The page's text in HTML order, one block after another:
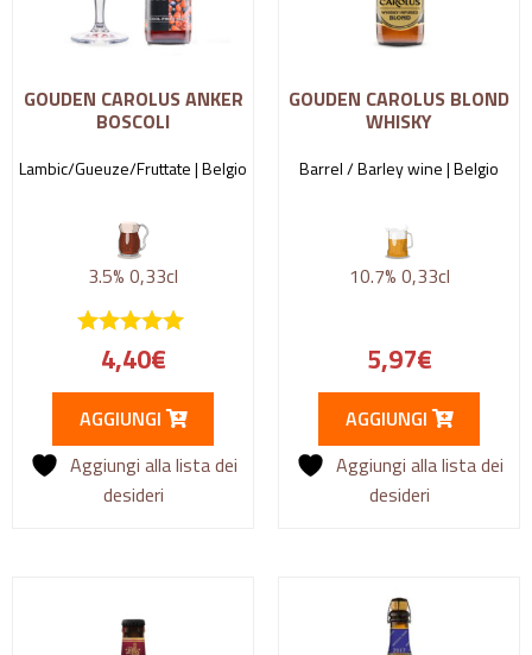
GOUDEN CAROLUS ANKER
BOSCOLI
Lambic/Gueuze/Fruttate |Belgio
3.5% 0,33cl
4,40€
AGGIUNGI
Aggiungi alla lista dei
desideri
GOUDEN CAROLUS BLOND
WHISKY
Barrel / Barley wine |Belgio
10.7% 0,33cl
5,97€
AGGIUNGI
Aggiungi alla lista dei
desideri